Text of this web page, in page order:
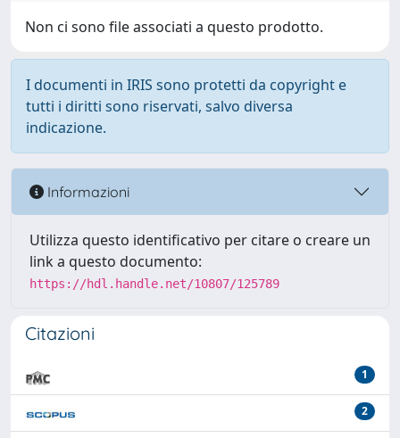
Non ci sono file associati a questo prodotto.
I documenti in IRIS sono protetti da copyright e
tutti i diritti sono riservati, salvo diversa
indicazione.
Informazioni
Utilizza questo identificativo per citare o creare un
link a questo documento:
https://hdl.handle.net/10807/125789
Citazioni
1
2